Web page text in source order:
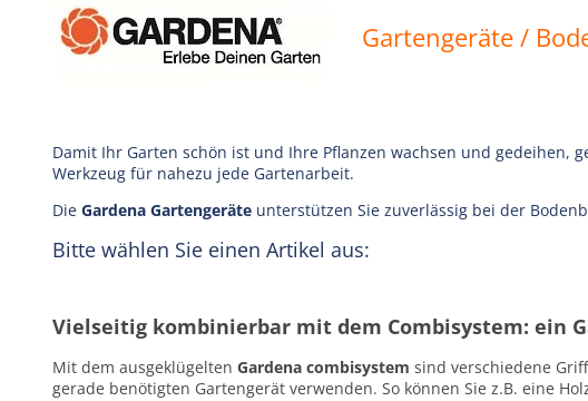
Gartengeräte /
Damit Ihr Garten schön ist und Ihre Pflanzen wachsen und gedeihen,
Werkzeug für nahezu jede Gartenarbeit.
Die Gardena Gartengeräte unterstützen Sie zuverlässig bei der
Bitte wählen Sie einen Artikel aus:
Vielseitig kombinierbar mit dem Combisystem: ein
Mit dem ausgeklügelten Gardena combisystem sind verschiedene
gerade benötigten Gartengerät verwenden. So können Sie z.B. eine